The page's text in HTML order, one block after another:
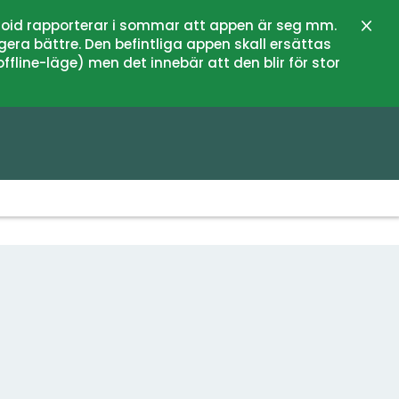
rapporterar i sommar att appen är seg mm.
bättre. Den befintliga appen skall ersättas
läge) men det innebär att den blir för stor